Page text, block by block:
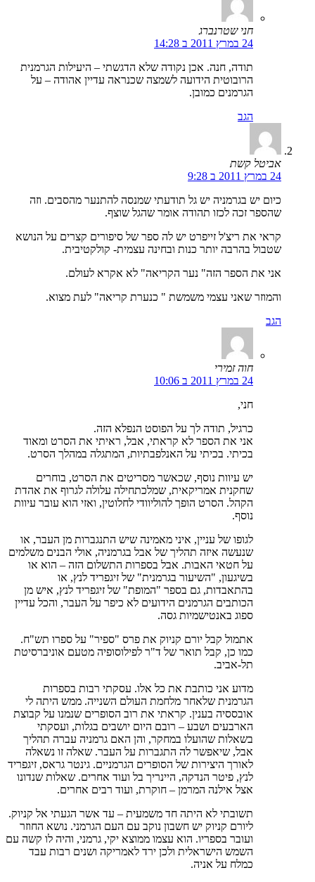
חני שטרנברג
24 במרץ 2011 ב 14:28
תודה, חנה. אכן נקודה שלא הדגשתי – היעילות הגרמנית
הרובוטית הידועה לשמצה שכנראה עדיין אהודה – על
הגרמנים כמובן.
הגב
אביטל קשת
24 במרץ 2011 ב 9:28
כיום יש בגרמניה יש גל תודעתי שמנסה להתנער מהסבים. וזה
שהספר זכה לכזו תהודה אומר שהגל שוצף.
קראי את ריצ'ל זייפרט יש לה ספר של סיפורים קצרים על הנושא
שטבול בהרבה יותר כנות ובחינה עצמית- קולקטיבית.
אני את הספר הזה" נער הקריאה" לא אקרא לעולם.
והמוזר שאני עצמי משמשת " כנערת קריאה" לעת מצוא.
הגב
חוה זמירי
24 במרץ 2011 ב 10:06
חני,
כרגיל, תודה לך על הפוסט הנפלא הזה.
אני את הספר לא קראתי, אבל, ראיתי את הסרט ומאוד
בכיתי. בכיתי על האנלפבתיות, המתגלה במהלך הסרט.
יש עיוות נוסף, שכאשר מסריטים את הסרט, בוחרים
שחקנית אמריקאית, שמלכתחילה עלולה לגרוף את אהדת
הקהל. הסרט הופך להוליוודי לחלוטין, ואזי הוא עובר עיוות
נוסף.
לגופו של עניין, איני מאמינה שיש התנגברות מן העבר, או
שנעשה איזה תהליך של אבל בגרמניה, אולי הבנים משלמים
על חטאי האבות. אבל בספרות התשלום הזה – הוא או
בשיגעון, "השיעור בגרמנית" של זיגפריד לנץ, או
בהתאבדות, גם בספר "המופת" של זיגפריד לנץ, איש מן
הכותבים הגרמנים הידועים לא כיפר על העבר, והכל עדיין
ספוג באנטישמיות גסה.
אתמול קבל יורם קניוק את פרס "ספיר" על ספרו תש"ח.
כמו כן, קבל תואר של ד"ר לפילוסופיה מטעם אוניברסיטת
תל-אביב.
מדוע אני כותבת את כל אלו. עסקתי רבות בספרות
הגרמנית שלאחר מלחמת העולם השנייה. ממש היתה לי
אובססיה בענין. קראתי את רוב הסופרים שנמנו על קבוצת
הארבעים ושבע – רובם היום יושבים בגלות, ועסקתי
בשאלות שהועלו במחקר, והן האם גרמניה עברה תהליך
אבל, שיאפשר לה התגברות על העבר. שאלה זו נשאלה
לאורך היצירות של הסופרים הגרמניים. גינטר גראס, זיגפריד
לנץ, פיטר הנדקה, היינריך בל ועוד אחרים. שאלות שנדונו
אצל אילנה המרמן – חוקרת, ועוד רבים אחרים.
תשובתי לא היתה חד משמעית – עד אשר הגעתי אל קניוק.
ליורם קניוק יש חשבון נוקב עם העם הגרמני. נושא החוזר
ועובר בספריו. הוא עצמו ממוצא יקי, גרמני, והיה לו קשה עם
השמש הישראלית ולכן ירד לאמריקה ושנים רבות עבד
כמלח על אניה.